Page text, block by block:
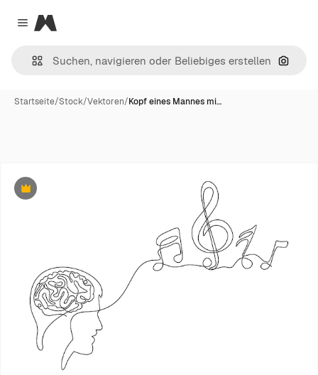
Close menu
Magnific
Nach
Startseite/Stock/Vektoren/Kopf eines Mannes mi…
Premium